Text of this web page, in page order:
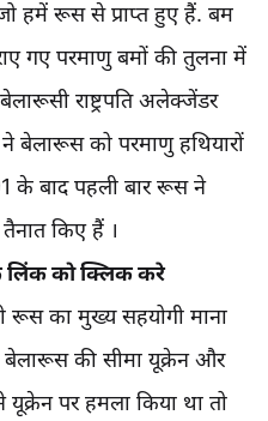
हमें रूस से प्राप्त हुए हैं. बम
गए परमाणु बमों की तुलना में
राष्ट्रपति अलेक्जेंडर
को परमाणु हथियारों
के बाद पहली बार रूस ने
तैनात किए हैं ।
लिंक को क्लिक करे
रूस का मुख्य सहयोगी माना
बेलारूस की सीमा यूक्रेन और
पर हमला किया था तो